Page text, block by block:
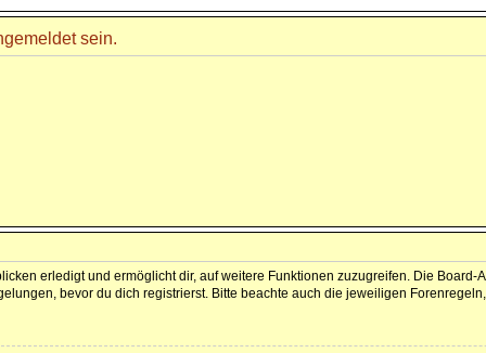
sein.
erledigt und ermöglicht dir, auf weitere Funktionen zuzugreifen. Die Board-
bevor du dich registrierst. Bitte beachte auch die jeweiligen